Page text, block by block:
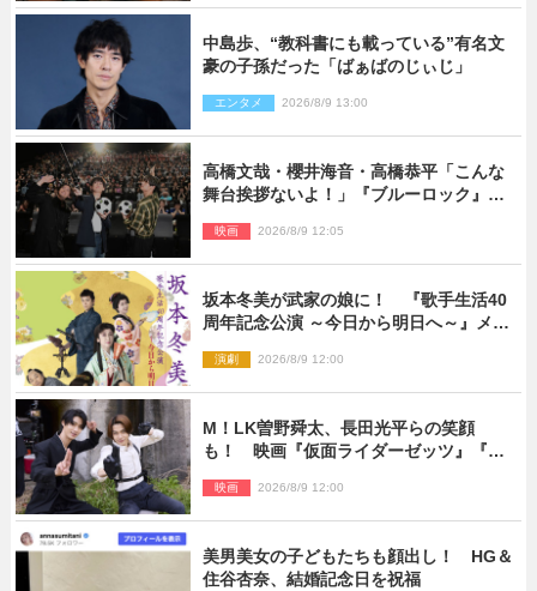
中島歩、“教科書にも載っている”有名文
豪の子孫だった「ばぁばのじぃじ」
エンタメ 2026/8/9 13:00
高橋文哉・櫻井海音・高橋恭平「こんな
舞台挨拶ないよ！」『ブルーロック』自
映画 2026/8/9 12:05
坂本冬美が武家の娘に！ 『歌手生活40
周年記念公演 ～今日から明日へ～』メイ
演劇 2026/8/9 12:00
M！LK曽野舜太、長田光平らの笑顔
も！ 映画『仮面ライダーゼッツ』『超
ショット到着
映画 2026/8/9 12:00
美男美女の子どもたちも顔出し！ HG＆
住谷杏奈、結婚記念日を祝福